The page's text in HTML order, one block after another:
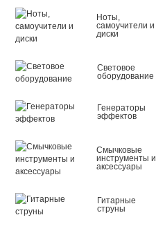
Ноты,
самоучители и
диски
Световое
оборудование
Генераторы
эффектов
Смычковые
инструменты и
аксессуары
Гитарные
струны